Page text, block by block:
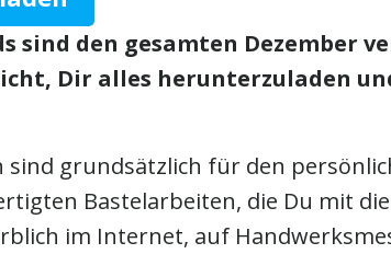
sind den gesamten Dezember
Dir alles herunterzuladen
sind grundsätzlich für den
Bastelarbeiten, die Du mit
im Internet, auf